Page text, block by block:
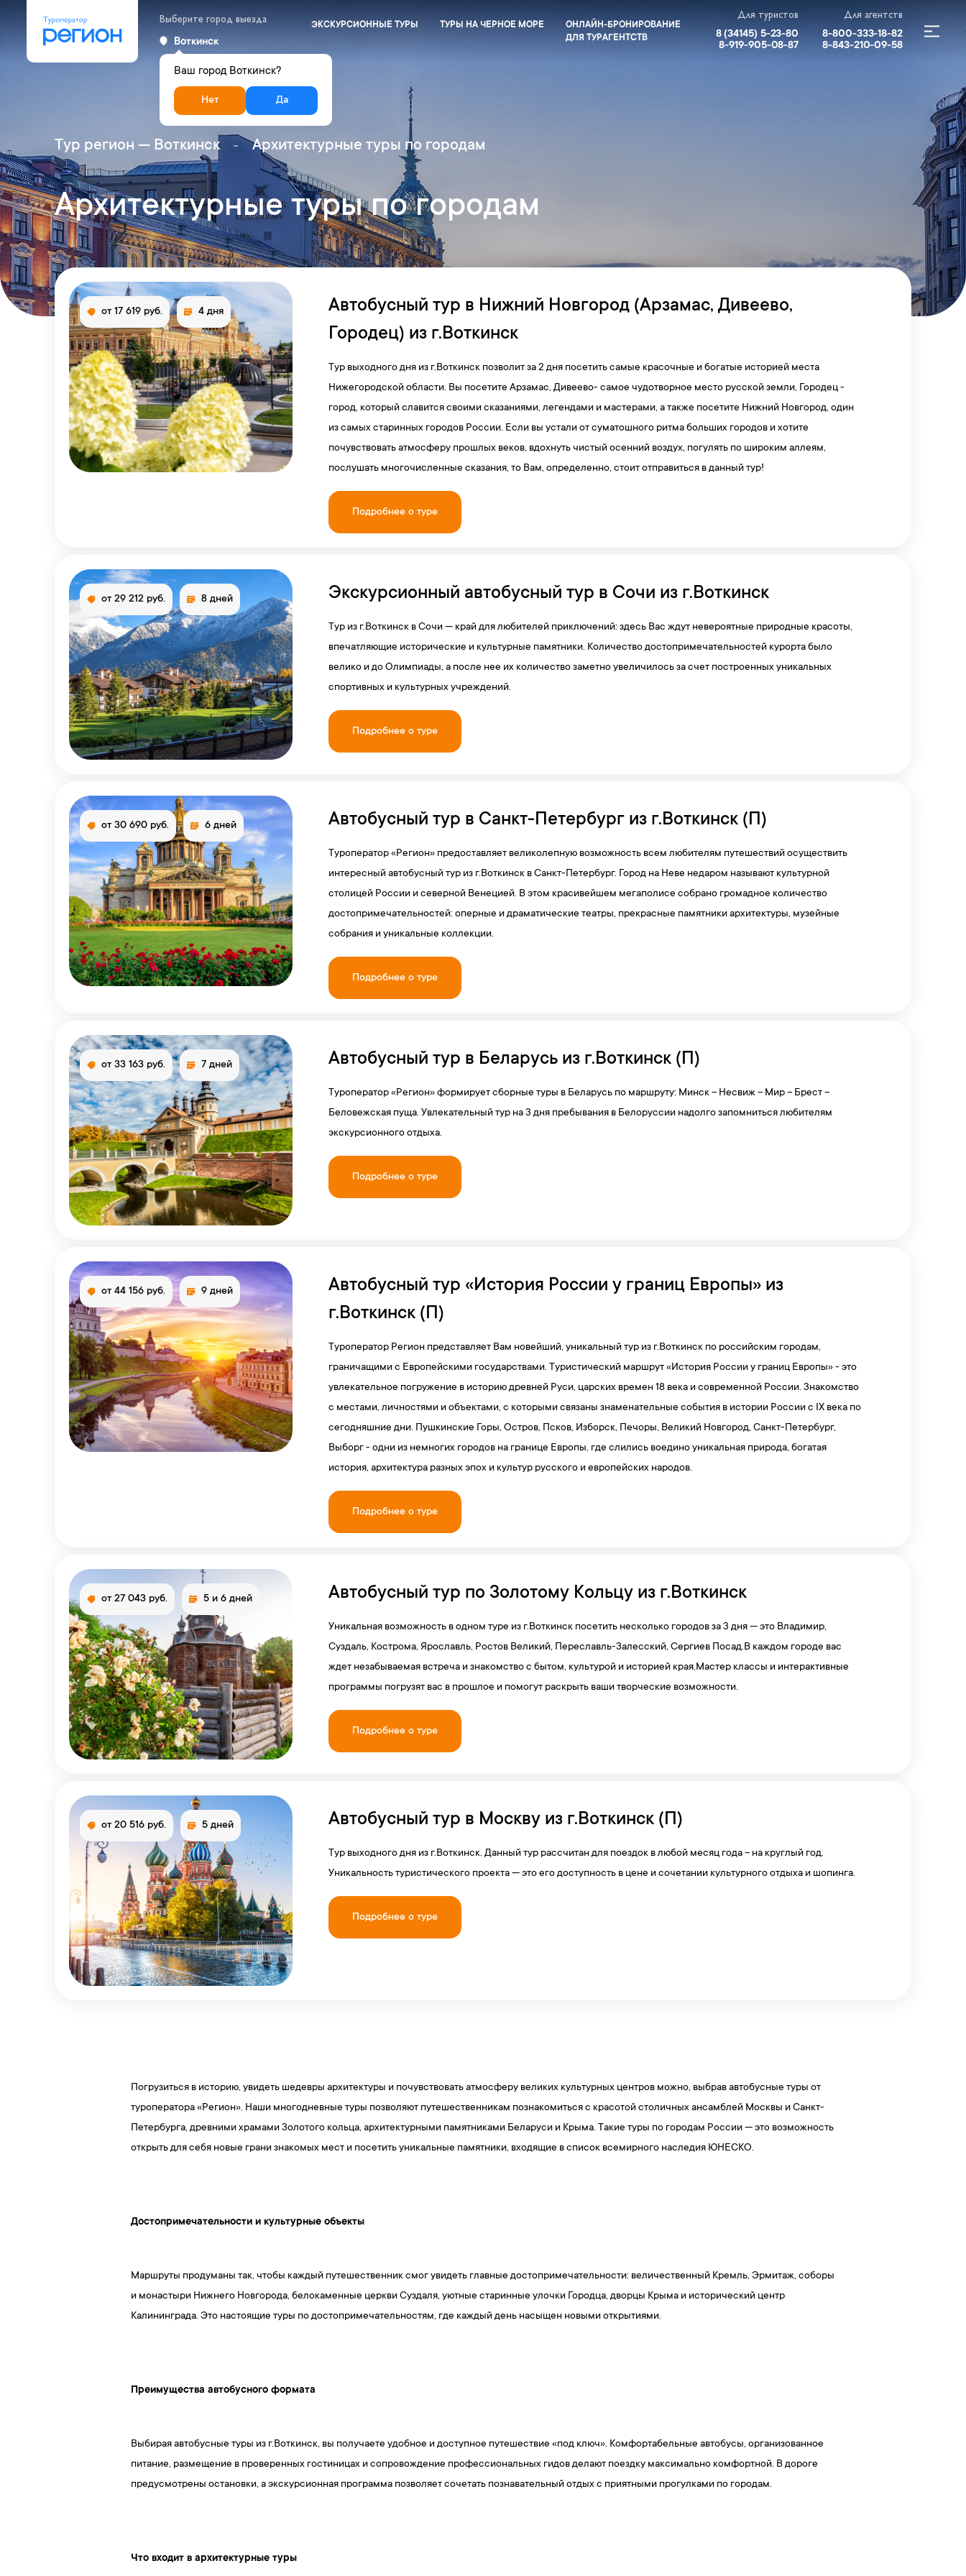
Выберите город выезда
Воткинск
Ваш город Воткинск?
Нет Да
ЭКСКУРСИОННЫЕ ТУРЫ ТУРЫ НА ЧЕРНОЕ МОРЕ
ОНЛАЙН-БРОНИРОВАНИЕ
ДЛЯ ТУРАГЕНТСТВ
Для туристов
8 (34145) 5-23-80
8-919-905-08-87
Для агентств
8-800-333-18-82
8-843-210-09-58
Тур регион — Воткинск Архитектурные туры по городам
Архитектурные туры по городам
от 17 619 руб. 4 дня
Автобусный тур в Нижний Новгород (Арзамас, Дивеево,
Городец) из г.Воткинск
Тур выходного дня из г.Воткинск позволит за 2 дня посетить самые красочные и богатые историей места
Нижегородской области. Вы посетите Арзамас, Дивеево- самое чудотворное место русской земли, Городец -
город, который славится своими сказаниями, легендами и мастерами, а также посетите Нижний Новгород, один
из самых старинных городов России. Если вы устали от суматошного ритма больших городов и хотите
почувствовать атмосферу прошлых веков, вдохнуть чистый осенний воздух, погулять по широким аллеям,
послушать многочисленные сказания, то Вам, определенно, стоит отправиться в данный тур!
Подробнее о туре
от 29 212 руб. 8 дней Экскурсионный автобусный тур в Сочи из г.Воткинск
Тур из г.Воткинск в Сочи — край для любителей приключений: здесь Вас ждут невероятные природные красоты,
впечатляющие исторические и культурные памятники. Количество достопримечательностей курорта было
велико и до Олимпиады, а после нее их количество заметно увеличилось за счет построенных уникальных
спортивных и культурных учреждений.
Подробнее о туре
от 30 690 руб. 6 дней Автобусный тур в Санкт-Петербург из г.Воткинск (П)
Туроператор «Регион» предоставляет великолепную возможность всем любителям путешествий осуществить
интересный автобусный тур из г.Воткинск в Санкт-Петербург. Город на Неве недаром называют культурной
столицей России и северной Венецией. В этом красивейшем мегаполисе собрано громадное количество
достопримечательностей: оперные и драматические театры, прекрасные памятники архитектуры, музейные
собрания и уникальные коллекции.
Подробнее о туре
от 33 163 руб. 7 дней Автобусный тур в Беларусь из г.Воткинск (П)
Туроператор «Регион» формирует сборные туры в Беларусь по маршруту: Минск – Несвиж – Мир – Брест –
Беловежская пуща. Увлекательный тур на 3 дня пребывания в Белоруссии надолго запомниться любителям
экскурсионного отдыха.
Подробнее о туре
от 44 156 руб. 9 дней
Автобусный тур «История России у границ Европы» из
г.Воткинск (П)
Туроператор Регион представляет Вам новейший, уникальный тур из г.Воткинск по российским городам,
граничащими с Европейскими государствами. Туристический маршрут «История России у границ Европы» - это
увлекательное погружение в историю древней Руси, царских времен 18 века и современной России. Знакомство
с местами, личностями и объектами, с которыми связаны знаменательные события в истории России с IX века по
сегодняшние дни. Пушкинские Горы, Остров, Псков, Изборск, Печоры, Великий Новгород, Санкт-Петербург,
Выборг - одни из немногих городов на границе Европы, где слились воедино уникальная природа, богатая
история, архитектура разных эпох и культур русского и европейских народов.
Подробнее о туре
от 27 043 руб. 5 и 6 дней Автобусный тур по Золотому Кольцу из г.Воткинск
Уникальная возможность в одном туре из г.Воткинск посетить несколько городов за 3 дня — это Владимир,
Суздаль, Кострома, Ярославль, Ростов Великий, Переславль-Залесский, Сергиев Посад.В каждом городе вас
ждет незабываемая встреча и знакомство с бытом, культурой и историей края.Мастер классы и интерактивные
программы погрузят вас в прошлое и помогут раскрыть ваши творческие возможности.
Подробнее о туре
от 20 516 руб. 5 дней Автобусный тур в Москву из г.Воткинск (П)
Тур выходного дня из г.Воткинск. Данный тур рассчитан для поездок в любой месяц года – на круглый год.
Уникальность туристического проекта — это его доступность в цене и сочетании культурного отдыха и шопинга.
Подробнее о туре
Погрузиться в историю, увидеть шедевры архитектуры и почувствовать атмосферу великих культурных центров можно, выбрав автобусные туры от
туроператора «Регион». Наши многодневные туры позволяют путешественникам познакомиться с красотой столичных ансамблей Москвы и Санкт-
Петербурга, древними храмами Золотого кольца, архитектурными памятниками Беларуси и Крыма. Такие туры по городам России — это возможность
открыть для себя новые грани знакомых мест и посетить уникальные памятники, входящие в список всемирного наследия ЮНЕСКО.
Достопримечательности и культурные объекты
Маршруты продуманы так, чтобы каждый путешественник смог увидеть главные достопримечательности: величественный Кремль, Эрмитаж, соборы
и монастыри Нижнего Новгорода, белокаменные церкви Суздаля, уютные старинные улочки Городца, дворцы Крыма и исторический центр
Калининграда. Это настоящие туры по достопримечательностям, где каждый день насыщен новыми открытиями.
Преимущества автобусного формата
Выбирая автобусные туры из г.Воткинск, вы получаете удобное и доступное путешествие «под ключ». Комфортабельные автобусы, организованное
питание, размещение в проверенных гостиницах и сопровождение профессиональных гидов делают поездку максимально комфортной. В дороге
предусмотрены остановки, а экскурсионная программа позволяет сочетать познавательный отдых с приятными прогулками по городам.
Что входит в архитектурные туры